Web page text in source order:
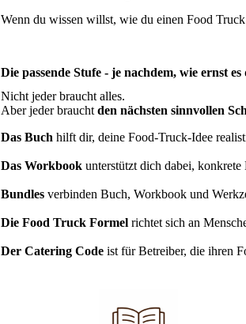
Wenn du wissen willst, wie du einen Food
Die passende Stufe - je nachdem, wie ernst
Nicht jeder braucht alles.
Aber jeder braucht den nächsten sinnvollen
Das Buch hilft dir, deine Food-Truck-Idee
Das Workbook unterstützt dich dabei,
Bundles verbinden Buch, Workbook und
Die Food Truck Formel richtet sich an
Der Catering Code ist für Betreiber, die ihren